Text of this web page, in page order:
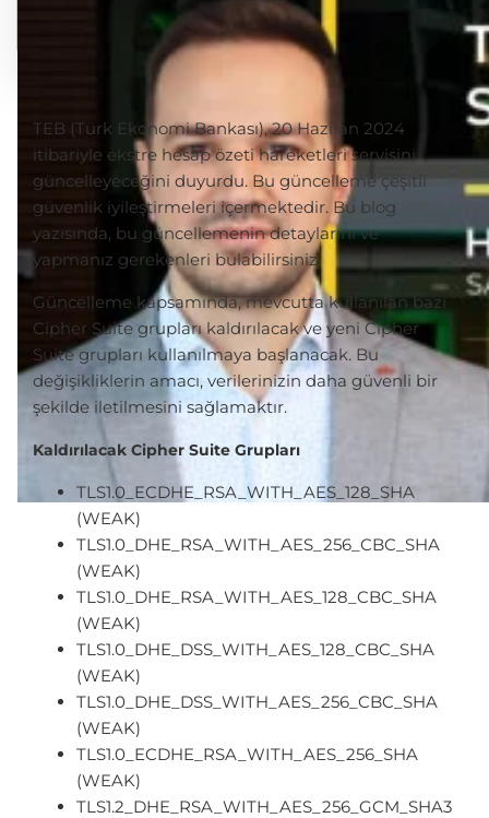
TEB (Türk Ekonomi Bankası), 20 Haziran 2024
itibariyle ekstre hesap özeti hareketleri servisini
güncelleyeceğini duyurdu. Bu güncelleme çeşitli
güvenlik iyileştirmeleri içermektedir. Bu blog
yazısında, bu güncellemenin detaylarını ve
yapmanız gerekenleri bulabilirsiniz.
Güncelleme kapsamında, mevcutta kullanılan bazı
Cipher Suite grupları kaldırılacak ve yeni Cipher
Suite grupları kullanılmaya başlanacak. Bu
değişikliklerin amacı, verilerinizin daha güvenli bir
şekilde iletilmesini sağlamaktır.
Kaldırılacak Cipher Suite Grupları
TLS1.0_ECDHE_RSA_WITH_AES_128_SHA
(WEAK)
TLS1.0_DHE_RSA_WITH_AES_256_CBC_SHA
(WEAK)
TLS1.0_DHE_RSA_WITH_AES_128_CBC_SHA
(WEAK)
TLS1.0_DHE_DSS_WITH_AES_128_CBC_SHA
(WEAK)
TLS1.0_DHE_DSS_WITH_AES_256_CBC_SHA
(WEAK)
TLS1.0_ECDHE_RSA_WITH_AES_256_SHA
(WEAK)
TLS1.2_DHE_RSA_WITH_AES_256_GCM_SHA3